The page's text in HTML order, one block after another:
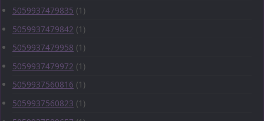
5059937479835 (1)
5059937479842 (1)
5059937479958 (1)
5059937479972 (1)
5059937560816 (1)
5059937560823 (1)